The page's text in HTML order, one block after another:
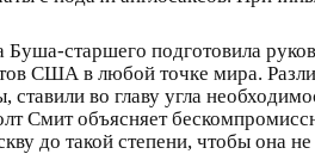
Буша-старшего подготовила
США в любой точке мира.
во главу угла
Смит объясняет
до такой степени, чтобы она